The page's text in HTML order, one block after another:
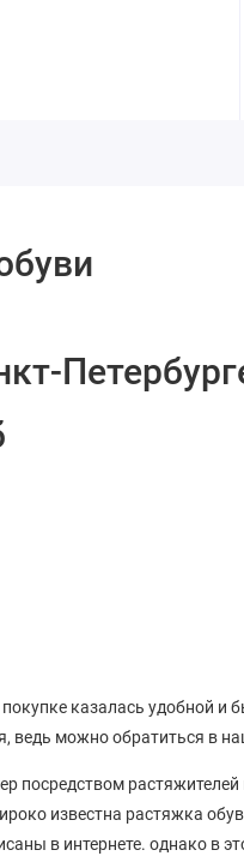
казалась удобной и
ведь можно обратиться в
посредством
известна растяжка
в интернете. однако в